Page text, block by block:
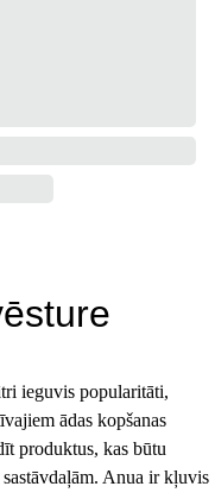
ieguvis popularitāti,
ādas kopšanas
produktus, kas būtu
Anua ir kļuvis